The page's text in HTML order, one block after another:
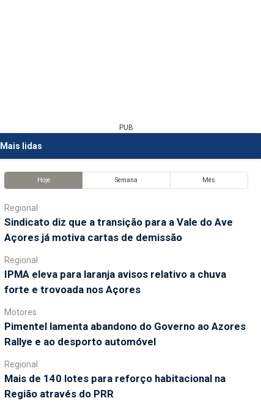
PUB
Mais lidas
Hoje Semana Mês
Regional
Sindicato diz que a transição para a Vale do Ave
Açores já motiva cartas de demissão
Regional
IPMA eleva para laranja avisos relativo a chuva
forte e trovoada nos Açores
Motores
Pimentel lamenta abandono do Governo ao Azores
Rallye e ao desporto automóvel
Regional
Mais de 140 lotes para reforço habitacional na
Região através do PRR